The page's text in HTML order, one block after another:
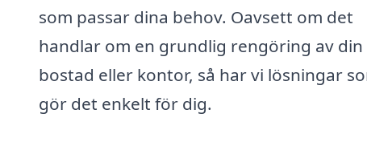
som passar dina behov. Oavsett om det
handlar om en grundlig rengöring av din
bostad eller kontor, så har vi lösningar
gör det enkelt för dig.